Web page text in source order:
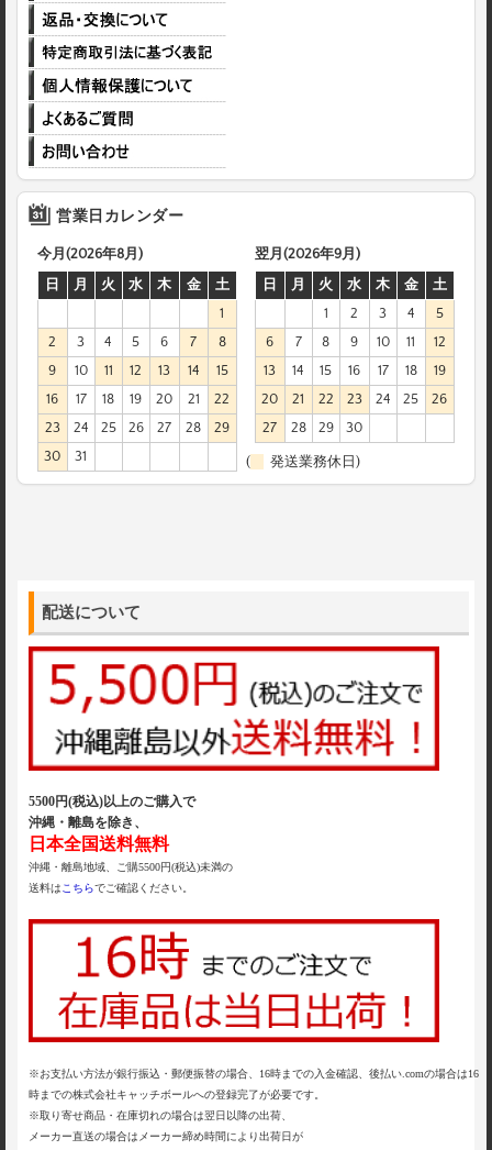
営業日カレンダー
今月(2026年8月)
日
月 火 水 木 金
土
1
2
3 4 5 6 7
8
9
10 11 12 13 14
15
16
17 18 19 20 21
22
23
24 25 26 27 28
29
30
31
翌月(2026年9月)
日
月 火 水 木 金
土
1
2 3 4
5
6
7 8 9 10 11
12
13
14 15 16 17 18
19
20
21 22 23 24 25
26
27
28 29 30
( 発送業務休日)
配送について
5500円(税込)以上のご購入で
沖縄・離島を除き、
日本全国送料無料
沖縄・離島地域、ご購5500円(税込)未満の
送料は こちらでご確認ください。
※お支払い方法が銀行振込・郵便振替の場合、16時までの入金確認、後払い.comの場合は16
時までの株式会社キャッチボールへの登録完了が必要です。
※取り寄せ商品・在庫切れの場合は翌日以降の出荷、
メーカー直送の場合はメーカー締め時間により出荷日が